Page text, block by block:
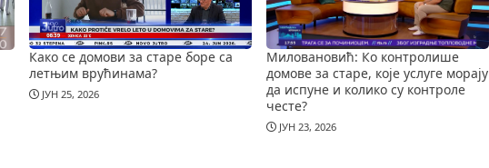
Како се домови за старе боре са
летњим врућинама?
ЈУН 25, 2026
Миловановић: Ко контролише
домове за старе, које услуге морају
да испуне и колико су контроле
честе?
ЈУН 23, 2026